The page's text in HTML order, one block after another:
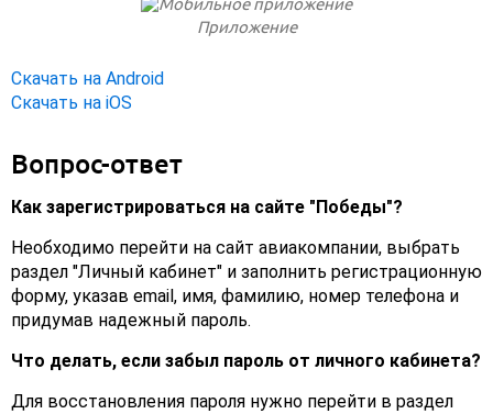
Приложение
Скачать на Android
Скачать на iOS
Вопрос-ответ
Как зарегистрироваться на сайте "Победы"?
Необходимо перейти на сайт авиакомпании, выбрать
раздел "Личный кабинет" и заполнить регистрационную
форму, указав email, имя, фамилию, номер телефона и
придумав надежный пароль.
Что делать, если забыл пароль от личного кабинета?
Для восстановления пароля нужно перейти в раздел